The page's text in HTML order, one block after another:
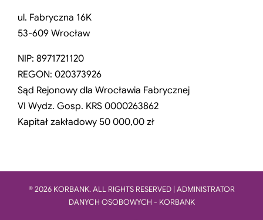
ul. Fabryczna 16K
53-609 Wrocław
NIP: 8971721120
REGON: 020373926
Sąd Rejonowy dla Wrocławia Fabrycznej
VI Wydz. Gosp. KRS 0000263862
Kapitał zakładowy 50 000,00 zł
© 2026 KORBANK. ALL RIGHTS RESERVED | ADMINISTRATOR
DANYCH OSOBOWYCH - KORBANK